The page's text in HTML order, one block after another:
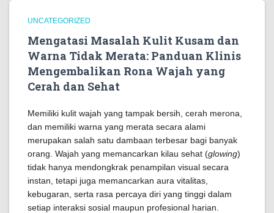
UNCATEGORIZED
Mengatasi Masalah Kulit Kusam dan
Warna Tidak Merata: Panduan Klinis
Mengembalikan Rona Wajah yang
Cerah dan Sehat
Memiliki kulit wajah yang tampak bersih, cerah merona,
dan memiliki warna yang merata secara alami
merupakan salah satu dambaan terbesar bagi banyak
orang. Wajah yang memancarkan kilau sehat (glowing)
tidak hanya mendongkrak penampilan visual secara
instan, tetapi juga memancarkan aura vitalitas,
kebugaran, serta rasa percaya diri yang tinggi dalam
setiap interaksi sosial maupun profesional harian.